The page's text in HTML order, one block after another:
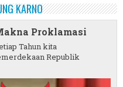
KARNO
Proklamasi
Tahun kita
Republik